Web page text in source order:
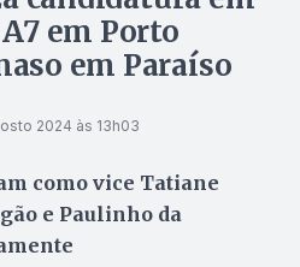
em Porto
em Paraíso
2024 às 13h03
como vice Tatiane
e Paulinho da